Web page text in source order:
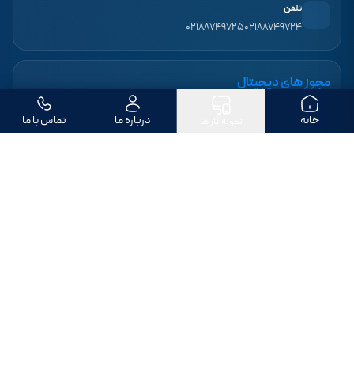
تلفن
۰۲۱۸۸۷۴۹۷۲۴۰۲۱۸۸۷۴۹۷۲۵
مجوز های دیجیتال
خانه درباره ما تماس با ما